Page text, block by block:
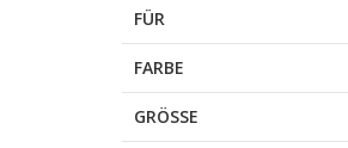
FÜR
FARBE
GRÖSSE